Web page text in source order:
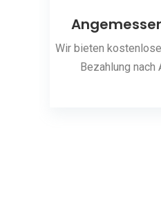
Wir bieten
Bezahlung nach